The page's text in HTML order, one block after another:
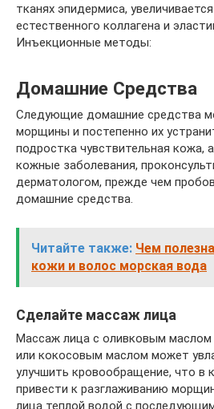
тканях эпидермиса,
естественного коллагена и
Инъекционные методы:
Домашние Средства
Следующие домашние средства
морщины и постепенно их
подростка чувствительная кожа,
кожные заболевания,
дерматологом, прежде чем
домашние средства.
Читайте также: Чем
кожи и волос морская вода
Сделайте массаж лица
Массаж лица с оливковым
или кокосовым маслом может
улучшить кровообращение, что в
привести к разглаживанию
лица теплой водой с